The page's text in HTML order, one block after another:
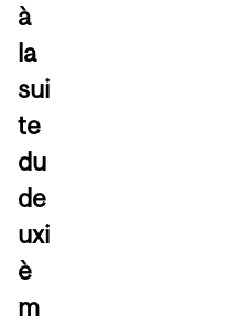
à
la
sui
te
du
de
uxi
è
m